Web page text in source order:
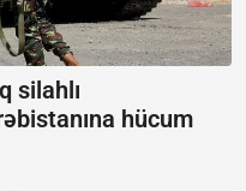
silahlı
hücum